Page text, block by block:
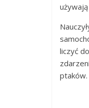
liczyć
ptaków.